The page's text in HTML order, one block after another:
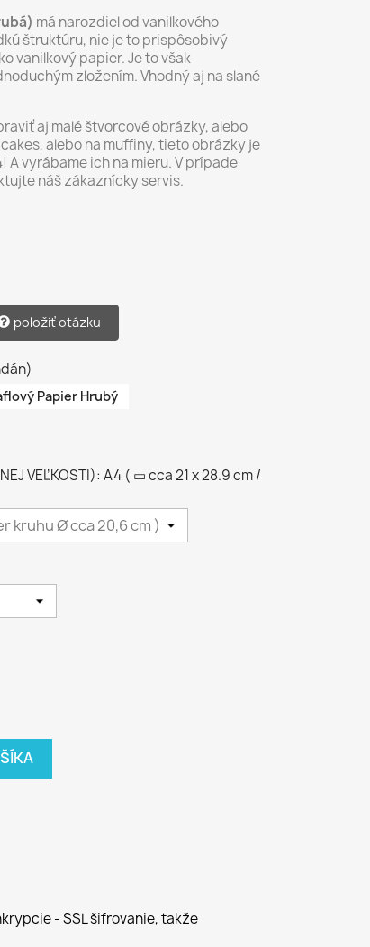
má narozdiel od vanilkového
štruktúru, nie je to prispôsobivý
vanilkový papier. Je to však
zložením. Vhodný aj na slané
aj malé štvorcové obrázky, alebo
alebo na muffiny, tieto obrázky je
vyrábame ich na mieru. V prípade
náš zákaznícky servis.
položiť otázku
Papier Hrubý
VEĽKOSTI): A4 ( ▭ cca 21 x 28.9 cm /
- SSL šifrovanie, takže